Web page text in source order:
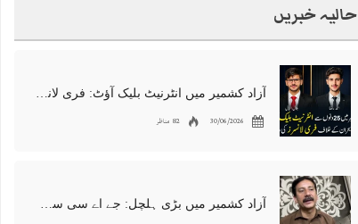
حالیہ خبریں
30/06/2026 82 مناظر